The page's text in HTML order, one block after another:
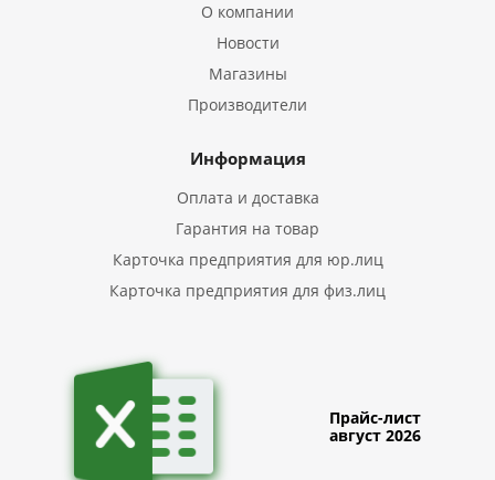
О компании
Новости
Магазины
Производители
Информация
Оплата и доставка
Гарантия на товар
Карточка предприятия для юр.лиц
Карточка предприятия для физ.лиц
Прайс-лист
август 2026